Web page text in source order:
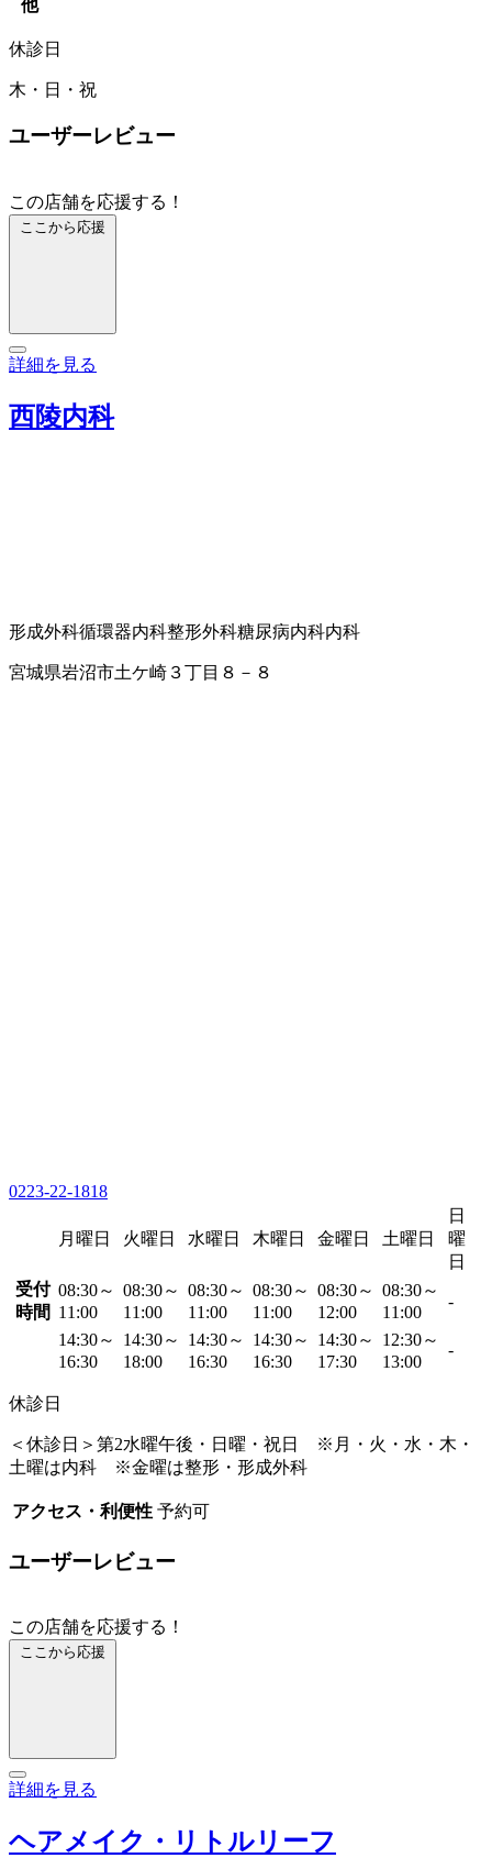
他
休診日
木・日・祝
ユーザーレビュー
この店舗を応援する！
ここから応援
詳細を見る
西陵内科
形成外科循環器内科整形外科糖尿病内科内科
宮城県岩沼市土ケ崎３丁目８－８
0223-22-1818
月曜日 火曜日 水曜日 木曜日 金曜日 土曜日
日
曜
日
受付
時間
08:30～
11:00
08:30～
11:00
08:30～
11:00
08:30～
11:00
08:30～
12:00
08:30～
11:00
-
14:30～
16:30
14:30～
18:00
14:30～
16:30
14:30～
16:30
14:30～
17:30
12:30～
13:00
-
休診日
＜休診日＞第2水曜午後・日曜・祝日 ※月・火・水・木・
土曜は内科 ※金曜は整形・形成外科
アクセス・利便性 予約可
ユーザーレビュー
この店舗を応援する！
ここから応援
詳細を見る
ヘアメイク・リトルリーフ